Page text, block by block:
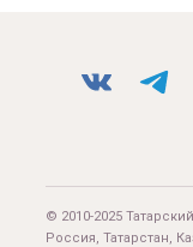
© 2010-2025
Россия, Татарстан,